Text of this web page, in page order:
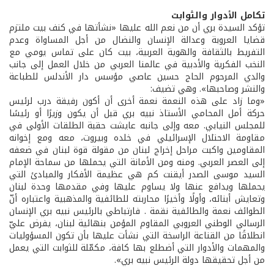
تكامل الأدوار والثوابت
تؤكد السيدة بري أن من نعم الله عليها «نشأتها في كنف بيت ملتزم
قضايا العروبة وعدالة الإنسان والنضال من أجل المساواة وعدم
التفريط بالثقافة والهوية العربية، بيت كان على تماس يومي مع
النخب الفكرية والأدبية في عالمنا العربي من خلال العمل إلى جانب
والدي المرحوم الحاج حسين عاصي مؤسس دار الأندلس للطباعة
والنشر وصاحبها». وهي تضيف:
«وما زاد على هذه النعمة نعمة أخرى أن أكون رفيقة درب لرئيس
حركة أمل المحامي الأستاذ نبيه بري قبل أن يكون وزيرًا أو رئيسًا
للمجلس النيابي. معه وإلى جانبه عايشت حقبة الطلقات الأولى في
مقاومة الاحتلال الإسرائيلي في خلده وبيروت، معه ومع إخوانه
المقاومين واكبت مراحل إخراج لبنان من مقولة قوة لبنان في ضعفه
إلى العصر العربي. ومنه ومن الأمانة التي يحملها من سماحة الإمام
السيد موسى الصدر أيقنت كم هي عظيمة الأفكار والمبادئ التي
يحملها ويدافع عنها ولا يساوم عليها وفي مقدمها وحدة لبنان
وتعايش أبنائه، وأولًا وأخيرًا محاربته للطائفية والمذهبية واعتباره أنّ
الطوائف نعمة والطائفية نقمة . فارتباطي بالرئيس نبيه بري الإنسان
الرسالي الوطني العروبي المقاوم المؤمن بنهائية لبنان، يفرض عليّ
انطلاقًا من القناعة الراسخة التي نشأت عليها بأن تكون المسؤوليات
والمهمات والأدوار التي أضطلع بها كافة، مكمّلة للثوابت التي يعمل
من أجل تحقيقها دولة الرئيس نبيه بري».